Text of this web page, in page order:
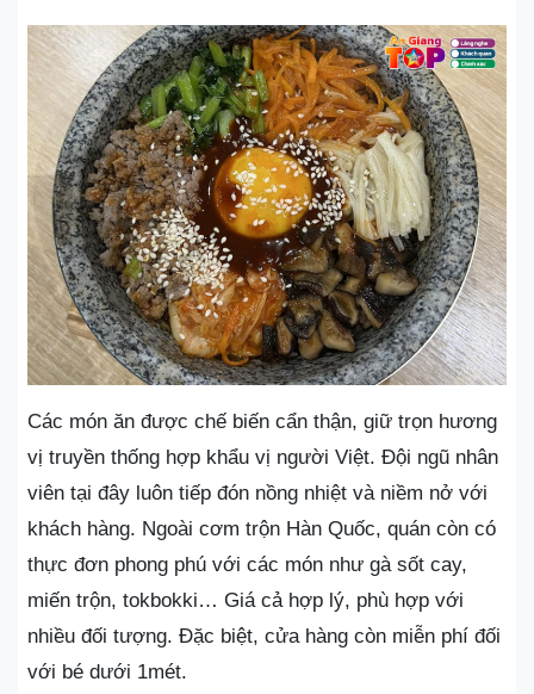
Các món ăn được chế biến cẩn thận, giữ trọn hương
vị truyền thống hợp khẩu vị người Việt. Đội ngũ nhân
viên tại đây luôn tiếp đón nồng nhiệt và niềm nở với
khách hàng. Ngoài cơm trộn Hàn Quốc, quán còn có
thực đơn phong phú với các món như gà sốt cay,
miến trộn, tokbokki… Giá cả hợp lý, phù hợp với
nhiều đối tượng. Đặc biệt, cửa hàng còn miễn phí đối
với bé dưới 1mét.